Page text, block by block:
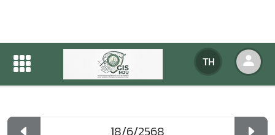
TH
ปฏิทินกิจกรรมของหน่วยงาน
ปฏิทินกิจกรรมของหน่วยงาน รายวัน